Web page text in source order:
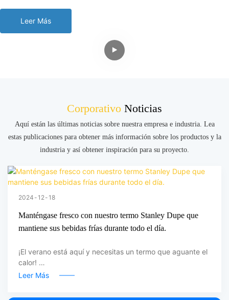
Leer Más
Corporativo Noticias
Aquí están las últimas noticias sobre nuestra empresa e industria. Lea
estas publicaciones para obtener más información sobre los productos y la
industria y así obtener inspiración para su proyecto.
Manténgase fresco con nuestro termo Stanley Dupe que
mantiene sus bebidas frías durante todo el día.
¡El verano está aquí y necesitas un termo que aguante el
calor!
Si tu
2024 12 18
Leer Más